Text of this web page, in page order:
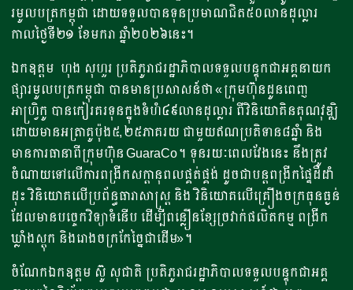
រមូលបត្រកម្ពុជា ដោយទទួលបានទុនប្រមាណជិត៥០លានដុល្លារ
កាលថ្ងៃទី២១ ខែមករា ឆ្នាំ២០២៦នេះ។
ឯកឧត្តម ហុង សុហួរ ប្រតិភូរាជរដ្ឋាភិបាលទទួលបន្ទុកជាអគ្គនាយក
ផ្សារមូលបត្រកម្ពុជា បានមានប្រសាសន៍ថា «ក្រុមហ៊ុនដូនពេញ
អាហ្វ្រិកូ បានកៀរគរទុនក្នុងទំហំ៤៩លានដុល្លារ ពីវិនិយោគិនគុណវុឌ្ឍិ
ដោយមានអត្រាគូប៉ុង៥,២៥ភាគរយ ជាមួយឥណប្រតិទាន៨ឆ្នាំ និង
មានការធានាពីក្រុមហ៊ុន GuaraCo។ ទុនរយៈពេលវែងនេះ នឹងត្រូវ
ចំណាយទៅលើការពង្រីកសក្តានុពលផ្គត់ផ្គង់ ដូចជាបន្តពង្រីកផ្ទៃដីដាំ
ដុះ វិនិយោគលើប្រព័ន្ធធារាសាស្ត្រ និង វិនិយោគលើគ្រឿងចក្រធុនធ្ងន់
ដែលមានបច្ចេកវិទ្យាទំនើប ដើម្បីពន្លឿនខ្សែច្រវាក់ផលិតកម្ម ពង្រីក
ឃ្លាំងស្តុក និងរោងចក្រកែច្នៃជាដើម»។
ចំណែកឯកឧត្តម ស៊ូ សុជាតិ ប្រតិភូរាជរដ្ឋាភិបាលទទួលបន្ទុកជាអគ្គ